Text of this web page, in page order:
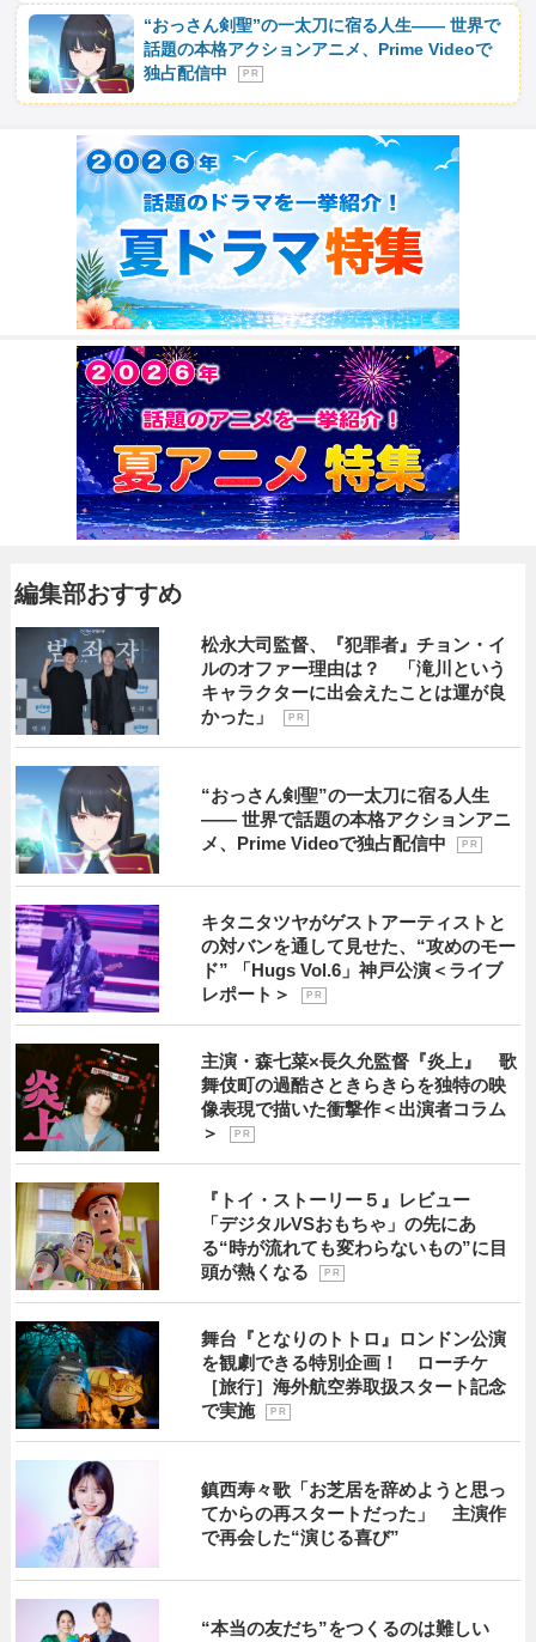
“おっさん剣聖”の一太刀に宿る人生―― 世界で
話題の本格アクションアニメ、Prime Videoで
独占配信中
P R
編集部おすすめ
松永大司監督、『犯罪者』チョン・イ
ルのオファー理由は？ 「滝川という
キャラクターに出会えたことは運が良
かった」
P R
“おっさん剣聖”の一太刀に宿る人生
―― 世界で話題の本格アクションアニ
メ、Prime Videoで独占配信中
P R
キタニタツヤがゲストアーティストと
の対バンを通して見せた、“攻めのモー
ド” 「Hugs Vol.6」神戸公演＜ライブ
レポート＞
P R
主演・森七菜×長久允監督『炎上』 歌
舞伎町の過酷さときらきらを独特の映
像表現で描いた衝撃作＜出演者コラム
＞
P R
『トイ・ストーリー５』レビュー
「デジタルVSおもちゃ」の先にあ
る“時が流れても変わらないもの”に目
頭が熱くなる
P R
舞台『となりのトトロ』ロンドン公演
を観劇できる特別企画！ ローチケ
［旅行］海外航空券取扱スタート記念
で実施
P R
鎮西寿々歌「お芝居を辞めようと思っ
てからの再スタートだった」 主演作
で再会した“演じる喜び”
“本当の友だち”をつくるのは難しい